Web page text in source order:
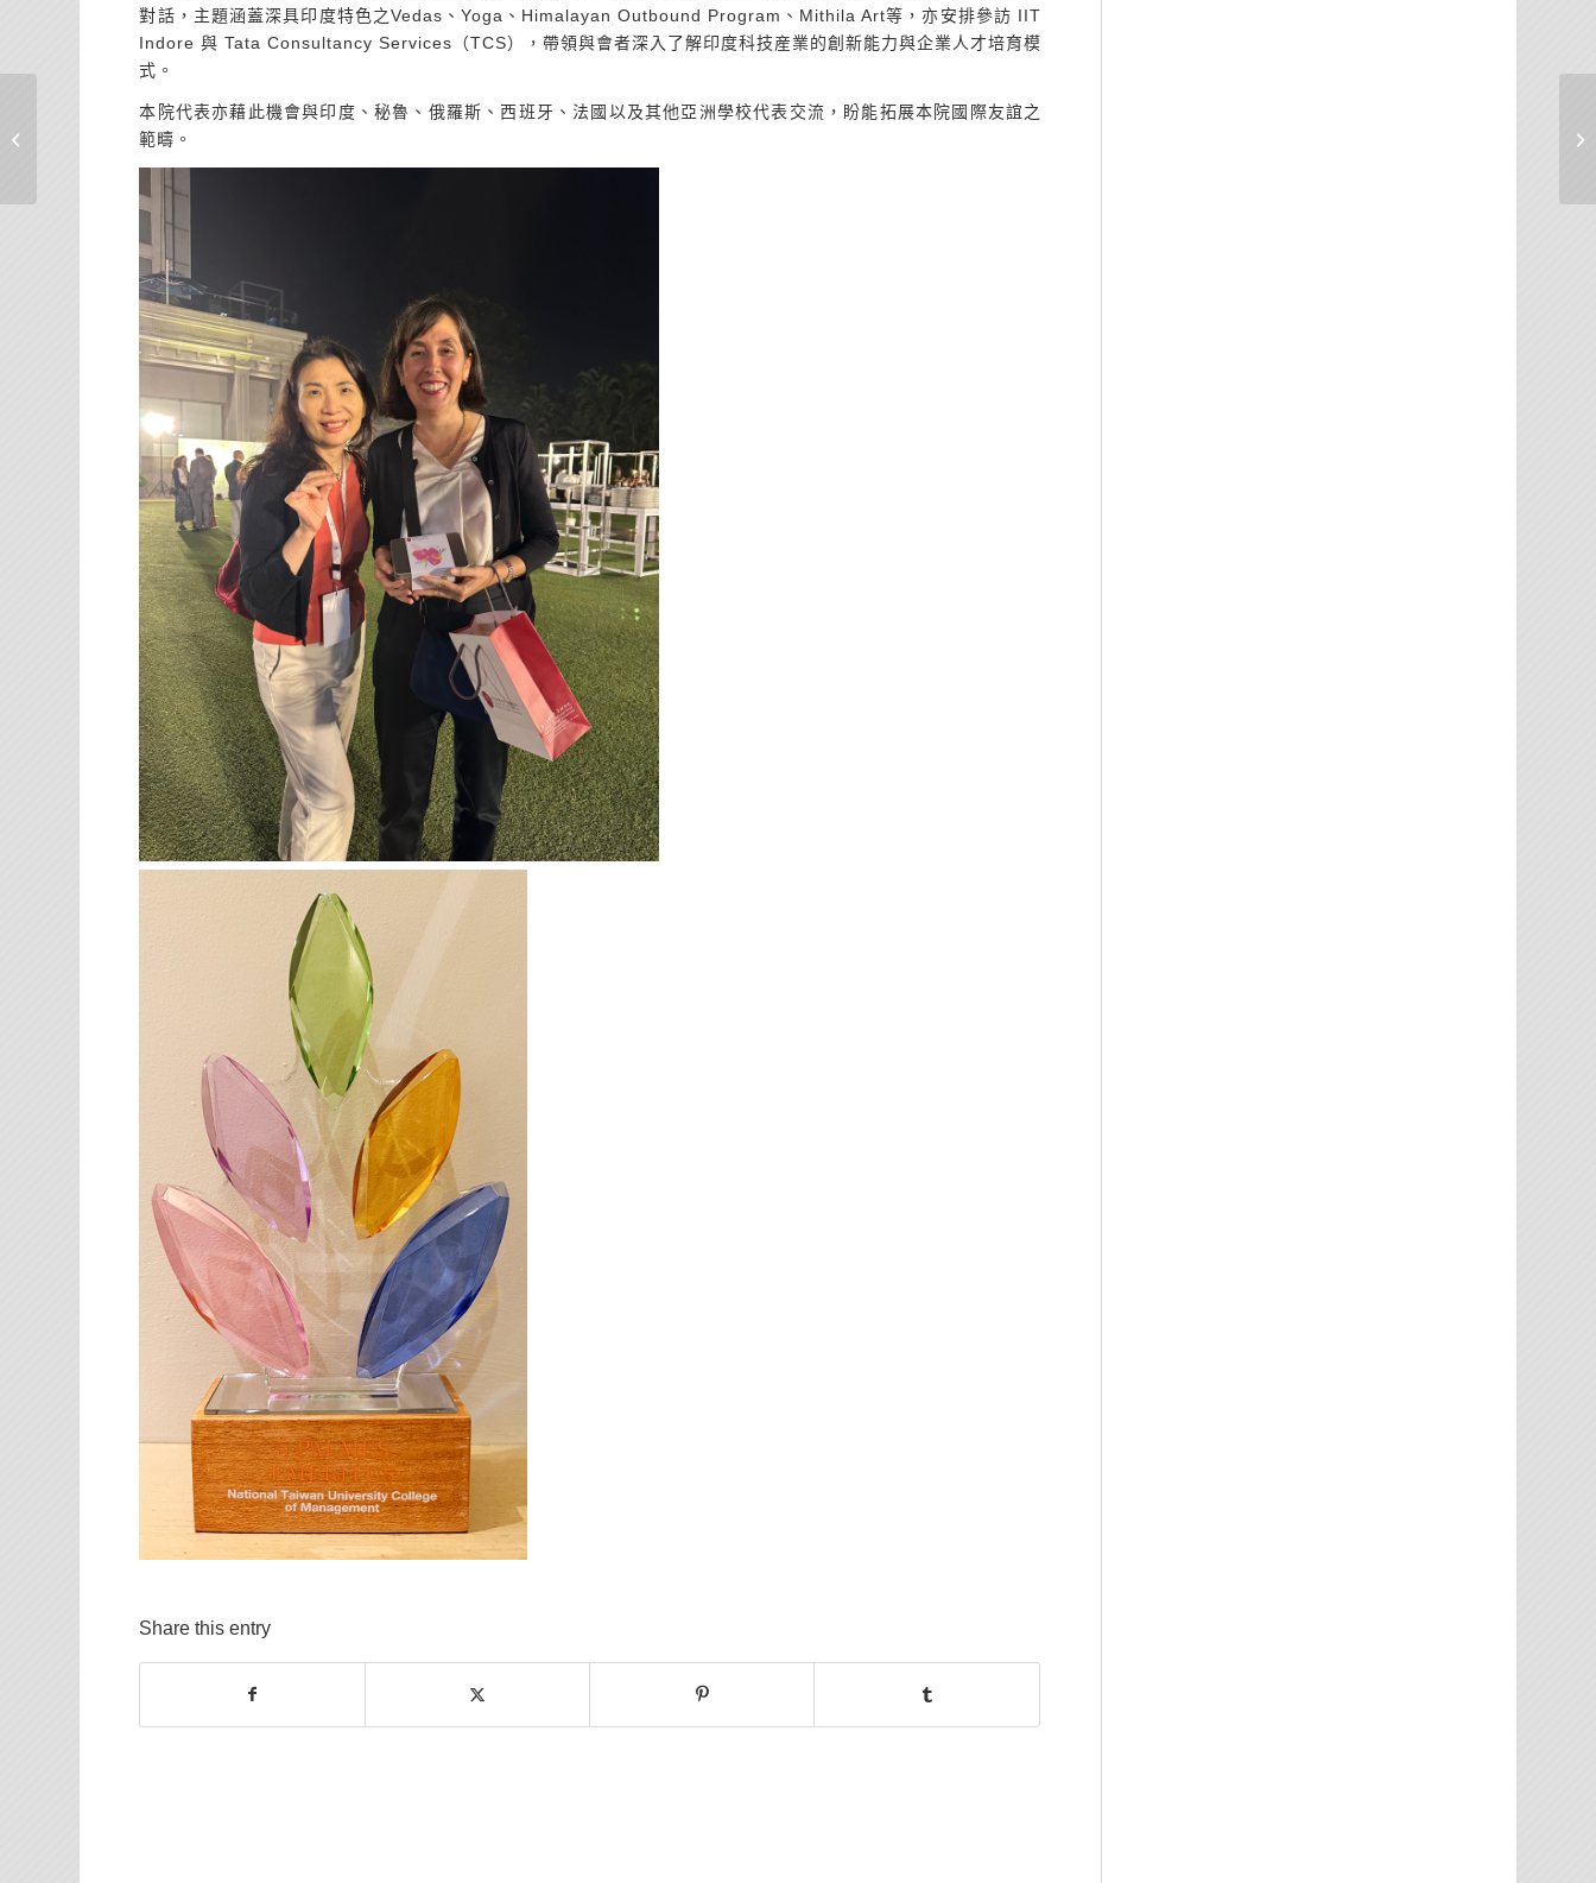
對話，主題涵蓋深具印度特色之Vedas、Yoga、Himalayan Outbound Program、Mithila Art等，亦安排參訪 IIT
Indore 與 Tata Consultancy Services（TCS），帶領與會者深入了解印度科技産業的創新能力與企業人才培育模
式。
本院代表亦藉此機會與印度、秘魯、俄羅斯、西班牙、法國以及其他亞洲學校代表交流，盼能拓展本院國際友誼之
範疇。
Share this entry
《臺大管理論叢》2025
年「論文審查及期刊編